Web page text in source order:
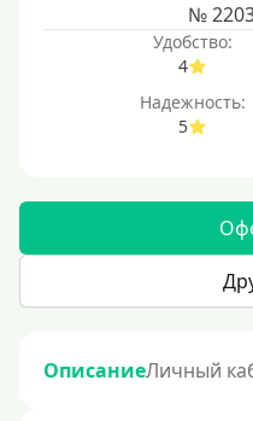
№
Удобство:
4
Надежность:
5
ОписаниеЛичный